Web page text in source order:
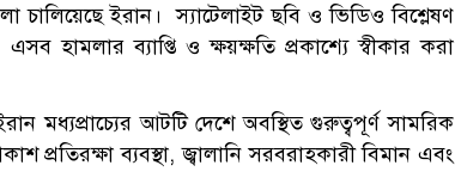
চালিয়েছে ইরান। স্যাটেলাইট ছবি ও ভিডিও বিশ্লেষণ
হামলার ব্যাপ্তি ও ক্ষয়ক্ষতি প্রকাশ্যে স্বীকার করা
মধ্যপ্রাচ্যের আটটি দেশে অবস্থিত গুরুত্বপূর্ণ সামরিক
ব্যবস্থা, জ্বালানি সরবরাহকারী বিমান এবং